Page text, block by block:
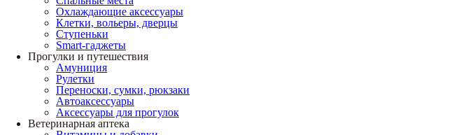
Охлаждающие аксессуары
Клетки, вольеры, дверцы
Ступеньки
Smart-гаджеты
Прогулки и путешествия
Амуниция
Рулетки
Переноски, сумки, рюкзаки
Автоаксессуары
Аксессуары для прогулок
Ветеринарная аптека